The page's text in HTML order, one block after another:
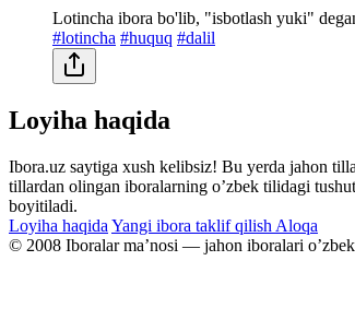
Lotincha ibora bo'lib, "isbotlash yuki"
#lotincha #huquq #dalil
Loyiha haqida
Ibora.uz saytiga xush kelibsiz! Bu yerda jahon
tillardan olingan iboralarning oʼzbek tilidagi
boyitiladi.
Loyiha haqida Yangi ibora taklif qilish Aloqa
© 2008 Iboralar maʼnosi — jahon iboralari